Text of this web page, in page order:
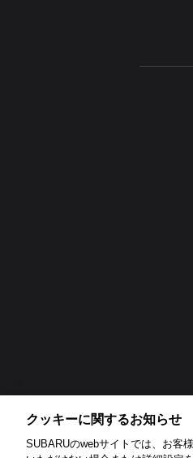
クッキーに関するお知らせ​
SUBARUのwebサイトでは、お客